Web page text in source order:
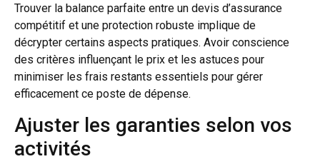
Trouver la balance parfaite entre un devis d’assurance
compétitif et une protection robuste implique de
décrypter certains aspects pratiques. Avoir conscience
des critères influençant le prix et les astuces pour
minimiser les frais restants essentiels pour gérer
efficacement ce poste de dépense.
Ajuster les garanties selon vos
activités